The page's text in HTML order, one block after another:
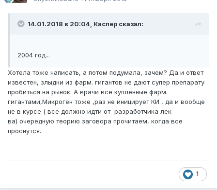
14.01.2018 в 20:04, Каспер сказал:
2004 год...
Хотела тоже написать, а потом подумала, зачем? Да и ответ
известен, злыдни из фарм. гигантов не дают супер препарату
пробиться на рынок. А врачи все купленные фарм.
гигантами,Микроген тоже ,раз не иницирует КИ , да и вообще
не в курсе ( все должно идти от разработчика лек-
ва) очередную теорию заговора прочитаем, когда все
проснутся.
1